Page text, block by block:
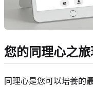
您的同理心之
同理心是您可以培養的